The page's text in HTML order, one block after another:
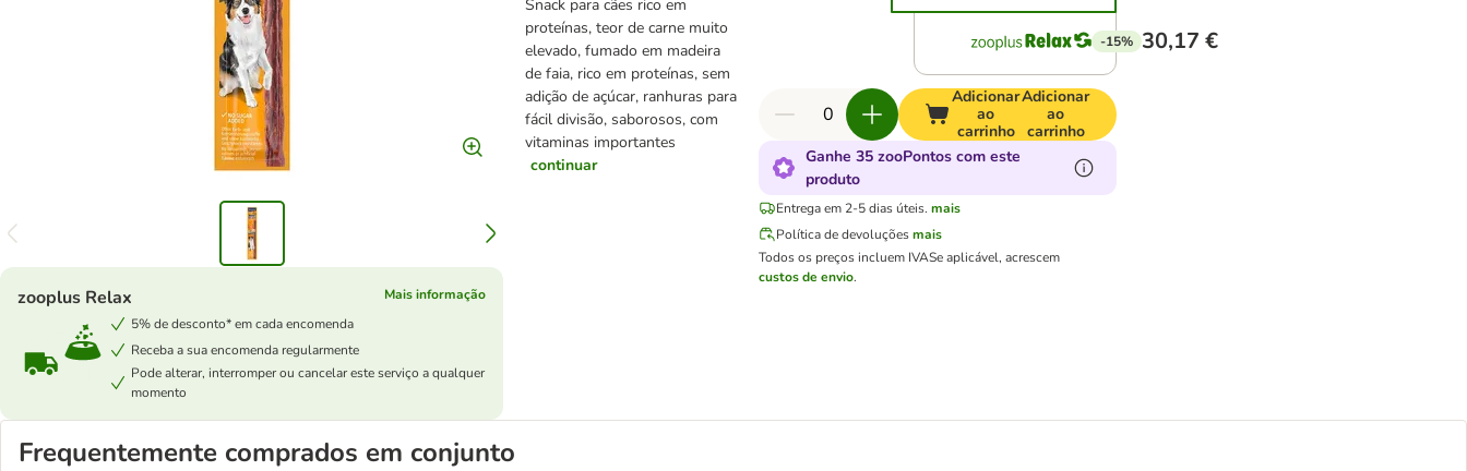
Snack para cães rico em
proteínas, teor de carne muito
elevado, fumado em madeira
de faia, rico em proteínas, sem
adição de açúcar, ranhuras para
fácil divisão, saborosos, com
vitaminas importantes
continuar
zooplus Relax
Mais informação
5% de desconto* em cada encomenda
Receba a sua encomenda regularmente
Pode alterar, interromper ou cancelar este serviço a qualquer
momento
-15% 30,17 €
Adicionar
ao
carrinho
Adicionar
ao
carrinho
Ganhe 35 zooPontos com este
produto
Entrega em 2-5 dias úteis. mais
Política de devoluçõesmais
Todos os preços incluem IVASe aplicável, acrescem
custos de envio.
Frequentemente comprados em conjunto